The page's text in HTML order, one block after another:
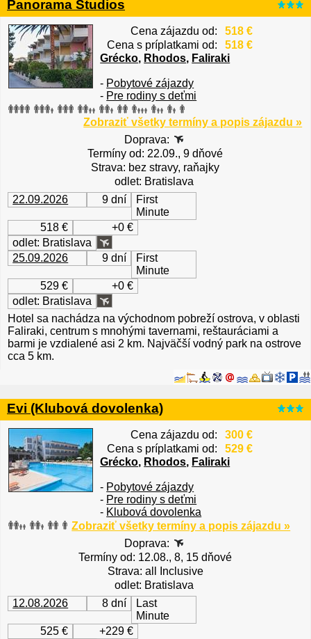
Panorama Studios
Cena zájazdu od:
518 €
Cena s príplatkami od:
518 €
Grécko, Rhodos, Faliraki
- Pobytové zájazdy
- Pre rodiny s deťmi
Zobraziť všetky termíny a popis zájazdu »
Doprava:
Termíny od: 22.09., 9 dňové
Strava: bez stravy, raňajky
odlet: Bratislava
22.09.2026
9 dní
First
Minute
518 €
+0 €
odlet: Bratislava
25.09.2026
9 dní
First
Minute
529 €
+0 €
odlet: Bratislava
Hotel sa nachádza na východnom pobreží ostrova, v oblasti
Faliraki, centrum s mnohými tavernami, reštauráciami a
barmi je vzdialené asi 2 km. Najväčší vodný park na ostrove
cca 5 km.
Evi (Klubová dovolenka)
Cena zájazdu od:
300 €
Cena s príplatkami od:
529 €
Grécko, Rhodos, Faliraki
- Pobytové zájazdy
- Pre rodiny s deťmi
- Klubová dovolenka
Zobraziť všetky termíny a popis zájazdu »
Doprava:
Termíny od: 12.08., 8, 15 dňové
Strava: all Inclusive
odlet: Bratislava
12.08.2026
8 dní
Last
Minute
525 €
+229 €